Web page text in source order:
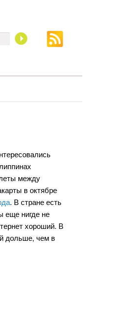
между
в октябре
. В стране есть
еще нигде не
хороший. В
дольше, чем в